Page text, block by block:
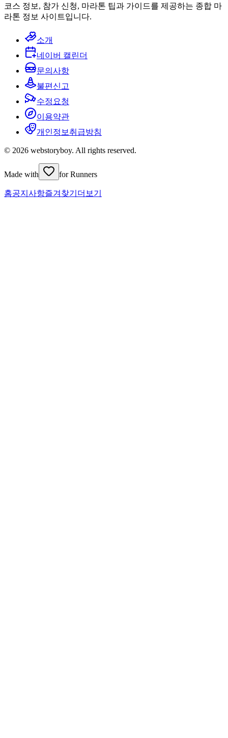
코스 정보, 참가 신청, 마라톤 팁과 가이드를 제공하는 종합 마
라톤 정보 사이트입니다.
소개
네이버 캘린더
문의사항
불편신고
수정요청
이용약관
개인정보취급방침
© 2026 webstoryboy. All rights reserved.
Made with for Runners
홈공지사항즐겨찾기 더보기